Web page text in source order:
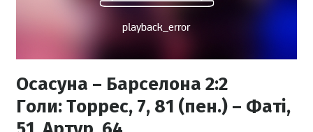
Осасуна – Барселона 2:2
Голи:Торрес, 7, 81 (пен.) – Фаті,